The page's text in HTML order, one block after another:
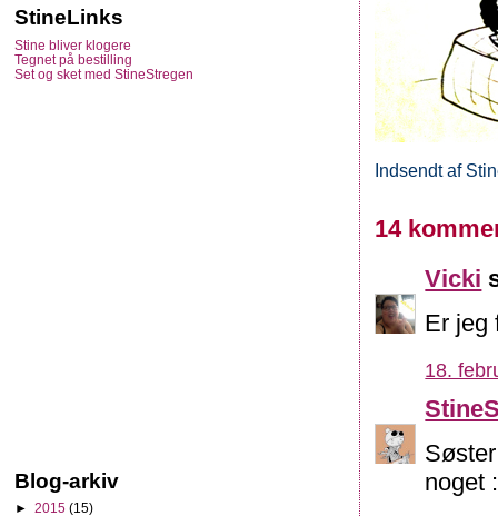
Indsendt af
14
Vicki
Er jeg
18.
noget
StineLinks
Stine bliver klogere
Tegnet på bestilling
Set og sket med StineStregen
Blog-arkiv
► 2015 (15)